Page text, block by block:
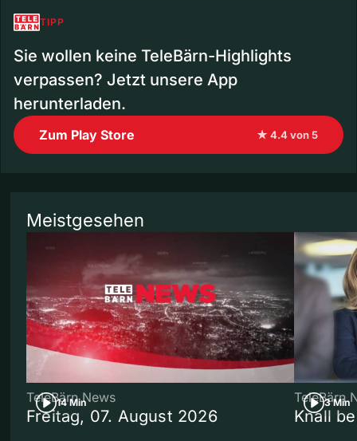
TIPP
Sie wollen keine TeleBärn-Highlights
verpassen? Jetzt unsere App
herunterladen.
Zum Play Store ★ 4.4 von 5
Meistgesehen
14 Min
TeleBärn News
Freitag, 07. August 2026
3 Min
TeleBärn
Knall